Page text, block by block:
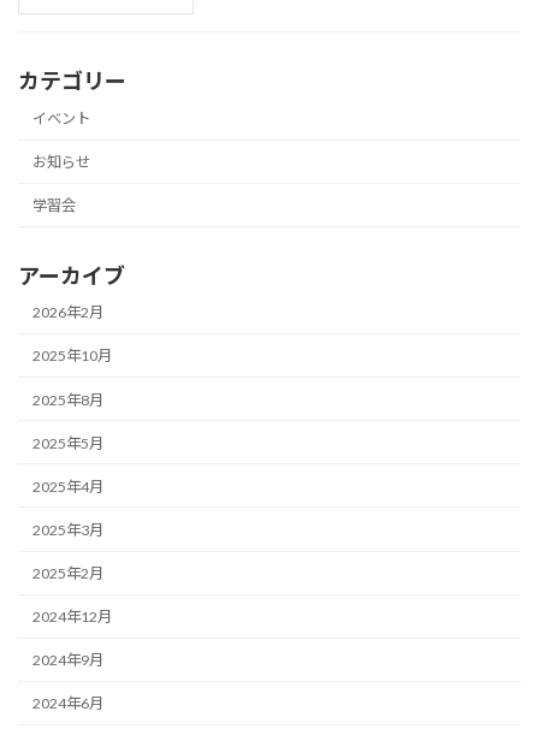
カテゴリー
イベント
お知らせ
学習会
アーカイブ
2026年2月
2025年10月
2025年8月
2025年5月
2025年4月
2025年3月
2025年2月
2024年12月
2024年9月
2024年6月